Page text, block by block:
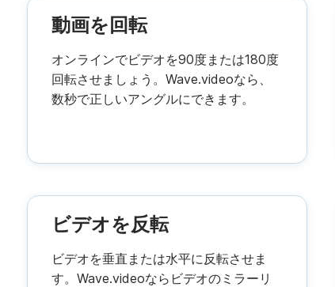
動画を回転
オンラインでビデオを90度または180度
回転させましょう。Wave.videoなら、
数秒で正しいアングルにできます。
ビデオを反転
ビデオを垂直または水平に反転させま
す。Wave.videoならビデオのミラーリ